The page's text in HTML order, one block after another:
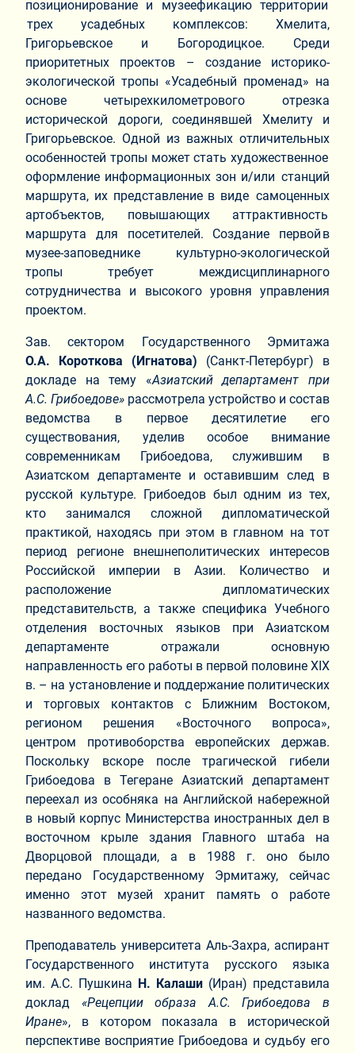
позиционирование и музеефикацию территории
трех усадебных комплексов: Хмелита,
Григорьевское и Богородицкое. Среди
приоритетных проектов – создание историко-
экологической тропы «Усадебный променад» на
основе четырехкилометрового отрезка
исторической дороги, соединявшей Хмелиту и
Григорьевское. Одной из важных отличительных
особенностей тропы может стать художественное
оформление информационных зон и/или станций
маршрута, их представление в виде самоценных
артобъектов, повышающих аттрактивность
маршрута для посетителей. Создание первой в
музее-заповеднике культурно-экологической
тропы требует междисциплинарного
сотрудничества и высокого уровня управления
проектом.
Зав. сектором Государственного Эрмитажа
О.А. Короткова (Игнатова) (Санкт-Петербург) в
докладе на тему «Азиатский департамент при
А.С. Грибоедове» рассмотрела устройство и состав
ведомства в первое десятилетие его
существования, уделив особое внимание
современникам Грибоедова, служившим в
Азиатском департаменте и оставившим след в
русской культуре. Грибоедов был одним из тех,
кто занимался сложной дипломатической
практикой, находясь при этом в главном на тот
период регионе внешнеполитических интересов
Российской империи в Азии. Количество и
расположение дипломатических
представительств, а также специфика Учебного
отделения восточных языков при Азиатском
департаменте отражали основную
направленность его работы в первой половине XIX
в. – на установление и поддержание политических
и торговых контактов с Ближним Востоком,
регионом решения «Восточного вопроса»,
центром противоборства европейских держав.
Поскольку вскоре после трагической гибели
Грибоедова в Тегеране Азиатский департамент
переехал из особняка на Английской набережной
в новый корпус Министерства иностранных дел в
восточном крыле здания Главного штаба на
Дворцовой площади, а в 1988 г. оно было
передано Государственному Эрмитажу, сейчас
именно этот музей хранит память о работе
названного ведомства.
Преподаватель университета Аль-Захра, аспирант
Государственного института русского языка
им. А.С. Пушкина Н. Калаши (Иран) представила
доклад «Рецепции образа А.С. Грибоедова в
Иране», в котором показала в исторической
перспективе восприятие Грибоедова и судьбу его